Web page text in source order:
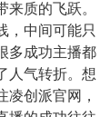
质的飞跃。
，中间可能只
多成功主播都
人气转折。想
创派官网，